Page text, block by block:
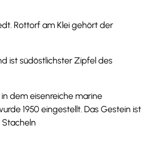
Rottorf am Klei gehört der
ist südöstlichster Zipfel des
dem eisenreiche marine
1950 eingestellt. Das Gestein ist
Stacheln